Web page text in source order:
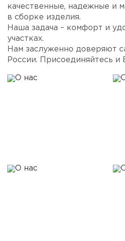
качественные, надежные и
в сборке изделия.
Наша задача – комфорт и
участках.
Нам заслуженно доверяют
России. Присоединяйтесь и